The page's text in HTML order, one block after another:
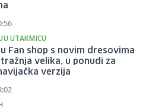
UTAKMICU
Fan shop s novim dresovima
velika, u ponudi za
verzija